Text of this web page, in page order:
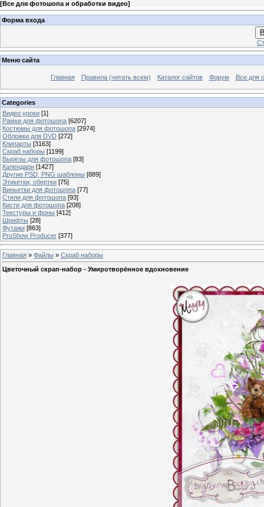
[Все для фотошопа и обработки видео]
Форма входа
Меню сайта
Главная Правила (читать всем) Каталог сайтов Форум Все для
Categories
Видео уроки [1]
Рамки для фотошопа [6207]
Костюмы для фотошопа [2974]
Обложки для DVD [272]
Клипарты [3163]
Скраб наборы [1199]
Вырезы для фотошопа [83]
Календари [1427]
Другие PSD, PNG шаблоны [889]
Этикетки, обертки [75]
Виньетки для фотошопа [77]
Стили для фотошопа [93]
Кисти для фотошопа [208]
Текстуры и фоны [412]
Шрифты [28]
Футажи [863]
ProShow Producer [377]
Главная » Файлы » Скраб наборы
Цветочный скрап-набор - Умиротворённое вдохновение